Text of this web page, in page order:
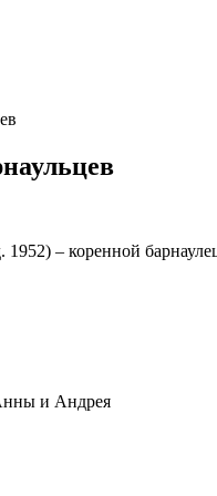
– коренной
и Андрея